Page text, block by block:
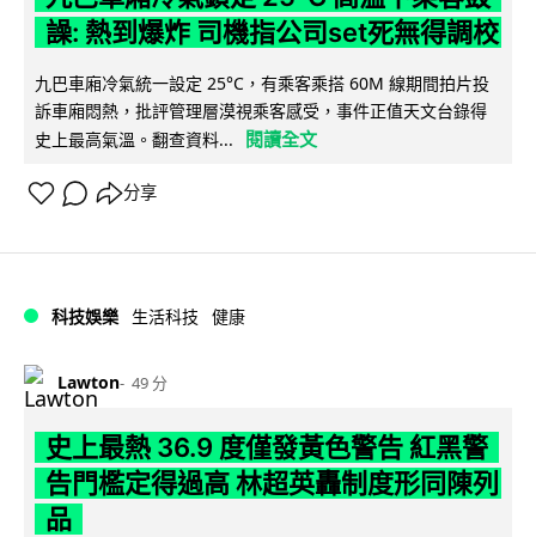
譟: 熱到爆炸 司機指公司set死無得調校
九巴車廂冷氣統一設定 25°C，有乘客乘搭 60M 線期間拍片投
訴車廂悶熱，批評管理層漠視乘客感受，事件正值天文台錄得
史上最高氣溫。翻查資料...
閱讀全文
分享
科技娛樂 生活科技 健康
Lawton 49 分
史上最熱 36.9 度僅發黃色警告 紅黑警
告門檻定得過高 林超英轟制度形同陳列
品